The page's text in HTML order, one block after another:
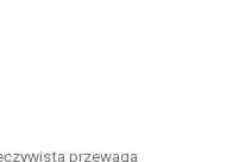
przewaga